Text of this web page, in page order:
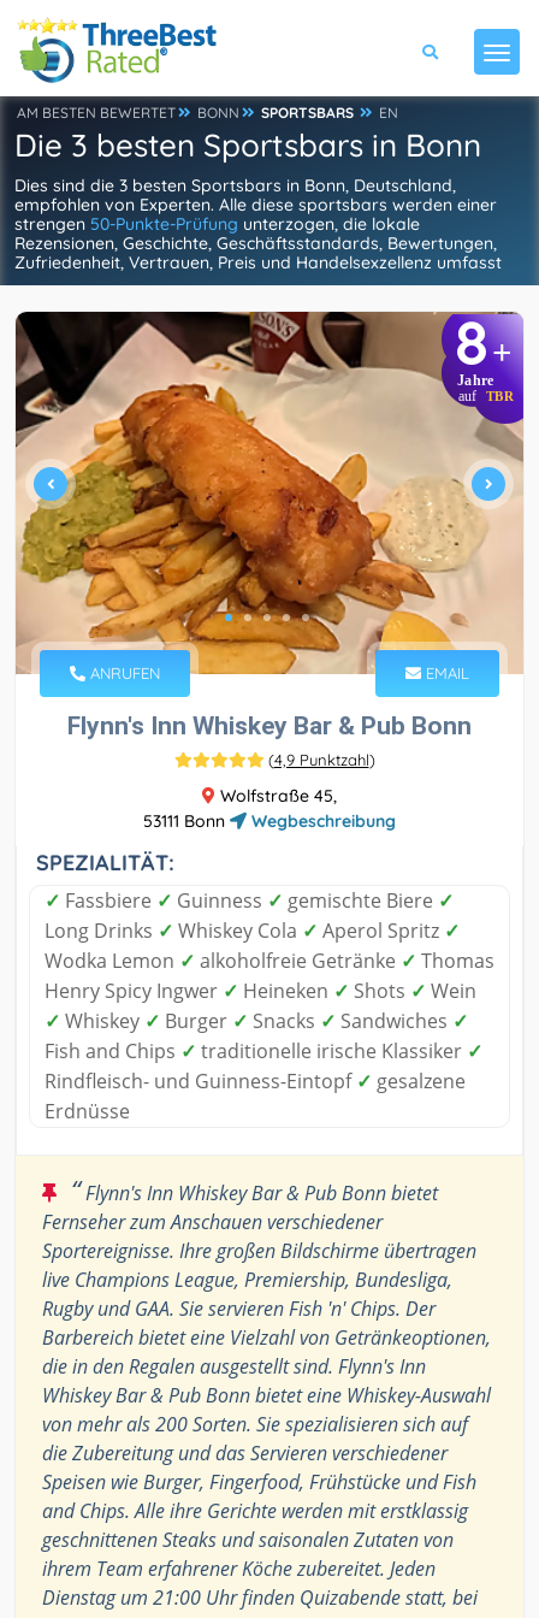
AM BESTEN BEWERTET BONN SPORTSBARS EN
Die 3 besten Sportsbars in Bonn
Dies sind die 3 besten Sportsbars in Bonn, Deutschland,
empfohlen von Experten. Alle diese sportsbars werden einer
strengen 50-Punkte-Prüfung unterzogen, die lokale
Rezensionen, Geschichte, Geschäftsstandards, Bewertungen,
Zufriedenheit, Vertrauen, Preis und Handelsexzellenz umfasst
8+
Jahre
auf TBR
ANRUFEN EMAIL
Flynn's Inn Whiskey Bar & Pub Bonn
(4,9 Punktzahl)
Wolfstraße 45,
53111 Bonn
Wegbeschreibung
SPEZIALITÄT:
✓ Fassbiere ✓ Guinness ✓ gemischte Biere ✓
Long Drinks ✓ Whiskey Cola ✓ Aperol Spritz ✓
Wodka Lemon ✓ alkoholfreie Getränke ✓ Thomas
Henry Spicy Ingwer ✓ Heineken ✓ Shots ✓ Wein
✓ Whiskey ✓ Burger ✓ Snacks ✓ Sandwiches ✓
Fish and Chips ✓ traditionelle irische Klassiker ✓
Rindfleisch- und Guinness-Eintopf ✓ gesalzene
Erdnüsse
“Flynn's Inn Whiskey Bar & Pub Bonn bietet
Fernseher zum Anschauen verschiedener
Sportereignisse. Ihre großen Bildschirme übertragen
live Champions League, Premiership, Bundesliga,
Rugby und GAA. Sie servieren Fish 'n' Chips. Der
Barbereich bietet eine Vielzahl von Getränkeoptionen,
die in den Regalen ausgestellt sind. Flynn's Inn
Whiskey Bar & Pub Bonn bietet eine Whiskey-Auswahl
von mehr als 200 Sorten. Sie spezialisieren sich auf
die Zubereitung und das Servieren verschiedener
Speisen wie Burger, Fingerfood, Frühstücke und Fish
and Chips. Alle ihre Gerichte werden mit erstklassig
geschnittenen Steaks und saisonalen Zutaten von
ihrem Team erfahrener Köche zubereitet. Jeden
Dienstag um 21:00 Uhr finden Quizabende statt, bei